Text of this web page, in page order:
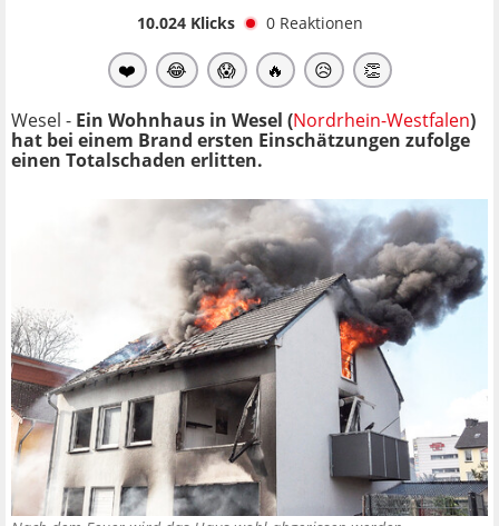
10.024Klicks 0 Reaktionen
❤️ 😂 😱 🔥 😥 👏
Wesel - Ein Wohnhaus in Wesel (Nordrhein-Westfalen)
hat bei einem Brand ersten Einschätzungen zufolge
einen Totalschaden erlitten.